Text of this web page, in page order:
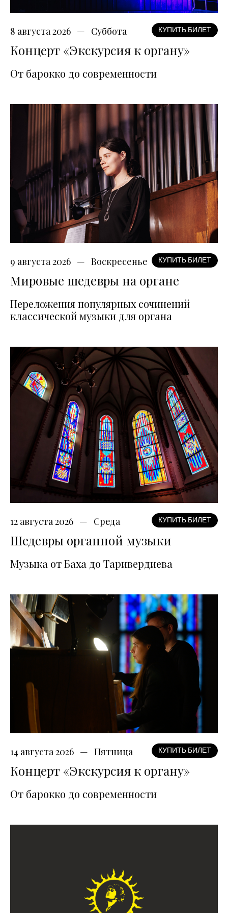
8 августа 2026 Суббота КУПИТЬ БИЛЕТ
Концерт «Экскурсия к органу»
От барокко до современности
9 августа 2026 Воскресенье КУПИТЬ БИЛЕТ
Мировые шедевры на органе
Переложения популярных сочинений
классической музыки для органа
12 августа 2026 Среда КУПИТЬ БИЛЕТ
Шедевры органной музыки
Музыка от Баха до Таривердиева
14 августа 2026 Пятница КУПИТЬ БИЛЕТ
Концерт «Экскурсия к органу»
От барокко до современности